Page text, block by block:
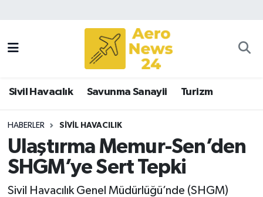
Sivil Havacılık Savunma Sanayii Turizm
HABERLER SIVIL HAVACILIK
Ulaştırma Memur-Sen’den
SHGM’ye Sert Tepki
Sivil Havacılık Genel Müdürlüğü’nde (SHGM)